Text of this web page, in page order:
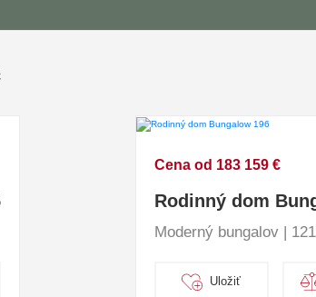
Cena od 183 159 €
Rodinný dom
Moderný bungalov |
Uložiť